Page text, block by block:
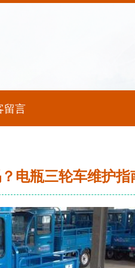
留言
电瓶三轮车维护指